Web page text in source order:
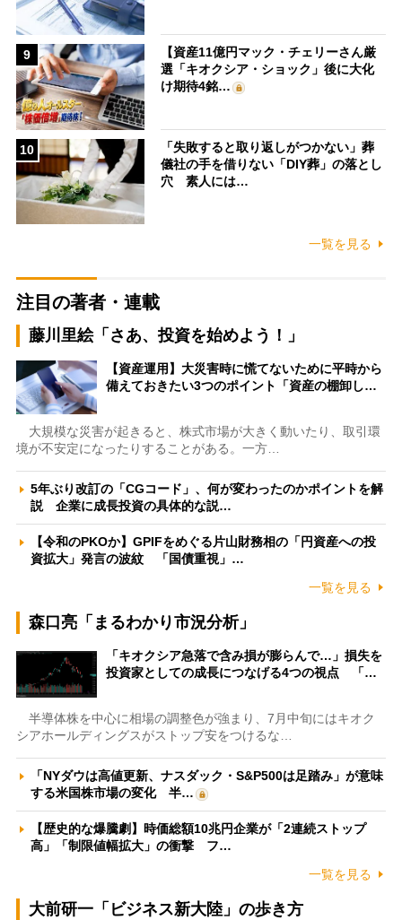
9
【資産11億円マック・チェリーさん厳
選「キオクシア・ショック」後に大化
け期待4銘…
10
「失敗すると取り返しがつかない」葬
儀社の手を借りない「DIY葬」の落とし
穴 素人には…
一覧を見る
注目の著者・連載
藤川里絵「さあ、投資を始めよう！」
【資産運用】大災害時に慌てないために平時から
備えておきたい3つのポイント「資産の棚卸し…
大規模な災害が起きると、株式市場が大きく動いたり、取引環
境が不安定になったりすることがある。一方…
5年ぶり改訂の「CGコード」、何が変わったのかポイントを解
説 企業に成長投資の具体的な説…
【令和のPKOか】GPIFをめぐる片山財務相の「円資産への投
資拡大」発言の波紋 「国債重視」…
一覧を見る
森口亮「まるわかり市況分析」
「キオクシア急落で含み損が膨らんで…」損失を
投資家としての成長につなげる4つの視点 「…
半導体株を中心に相場の調整色が強まり、7月中旬にはキオク
シアホールディングスがストップ安をつけるな…
「NYダウは高値更新、ナスダック・S&P500は足踏み」が意味
する米国株市場の変化 半…
【歴史的な爆騰劇】時価総額10兆円企業が「2連続ストップ
高」「制限値幅拡大」の衝撃 フ…
一覧を見る
大前研一「ビジネス新大陸」の歩き方